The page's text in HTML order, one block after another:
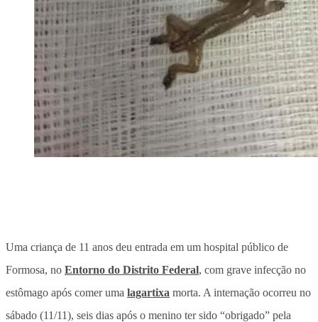
Uma criança de 11 anos deu entrada em um hospital público de
Formosa, no Entorno do Distrito Federal, com grave infecção no
estômago após comer uma lagartixa morta. A internação ocorreu no
sábado (11/11), seis dias após o menino ter sido “obrigado” pela